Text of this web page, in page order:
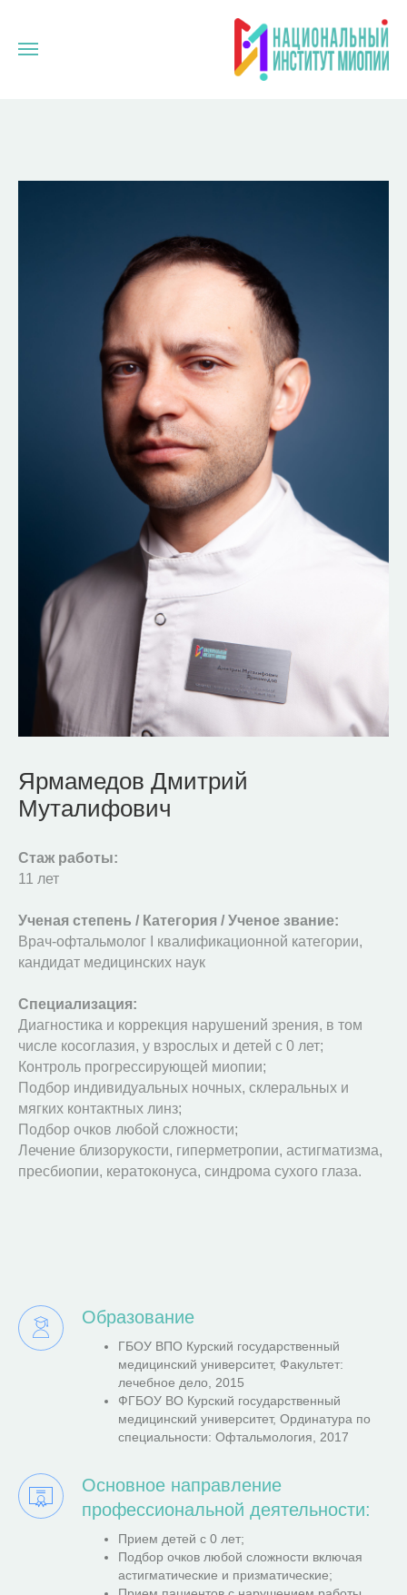
Ярмамедов Дмитрий
Муталифович
Стаж работы:
11 лет
Ученая степень / Категория / Ученое звание:
Врач-офтальмолог I квалификационной категории,
кандидат медицинских наук
Специализация:
Диагностика и коррекция нарушений зрения, в том
числе косоглазия, у взрослых и детей с 0 лет;
Контроль прогрессирующей миопии;
Подбор индивидуальных ночных, склеральных и
мягких контактных линз;
Подбор очков любой сложности;
Лечение близорукости, гиперметропии, астигматизма,
пресбиопии, кератоконуса, синдрома сухого глаза.
Образование
ГБОУ ВПО Курский государственный
медицинский университет, Факультет:
лечебное дело, 2015
ФГБОУ ВО Курский государственный
медицинский университет, Ординатура по
специальности: Офтальмология, 2017
Основное направление
профессиональной деятельности:
Прием детей с 0 лет;
Подбор очков любой сложности включая
астигматические и призматические;